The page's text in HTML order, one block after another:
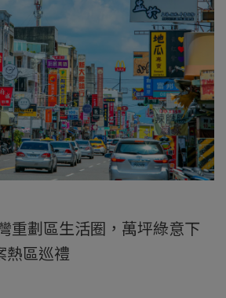
重劃區生活圈，萬坪綠意下
熱區巡禮